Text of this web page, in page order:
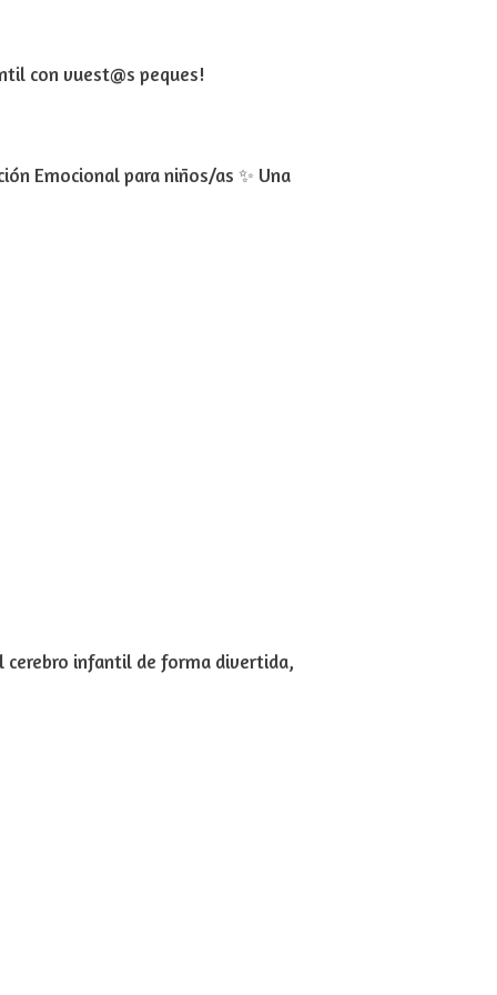
con vuest@s peques!
Emocional para niños/as ✨ Una
cerebro infantil de forma divertida,